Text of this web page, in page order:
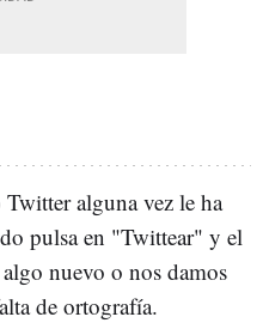
alguna vez le ha
pulsa en "Twittear" y el
nuevo o nos damos
de ortografía.